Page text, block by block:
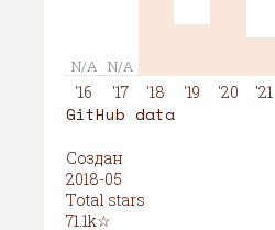
N/A N/A
'16 '17 '18 '19 '20 '21
GitHub data
Создан
2018-05
Total stars
71.1k☆